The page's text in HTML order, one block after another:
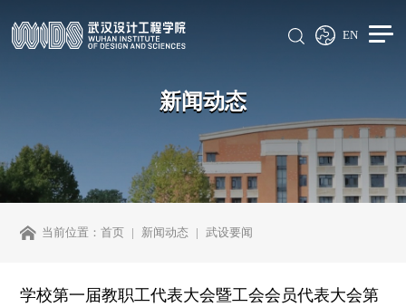
EN
新闻动态
当前位置：首页 新闻动态 武设要闻
学校第一届教职工代表大会暨工会会员代表大会第